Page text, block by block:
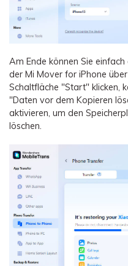
Am Ende können Sie
der Mi Mover for iPhone
Schaltfläche "Start" klicken,
"Daten vor dem Kopieren
aktivieren, um den
löschen.